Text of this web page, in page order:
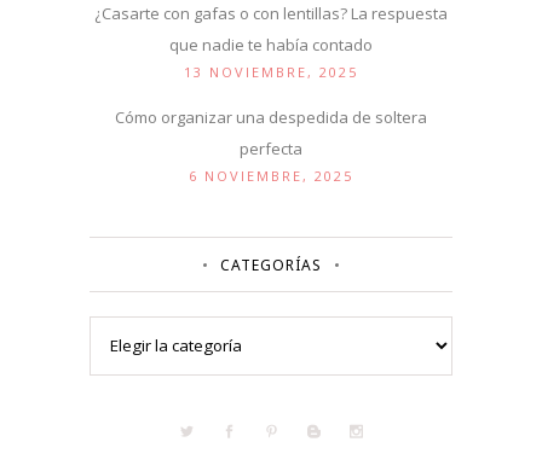
¿Casarte con gafas o con lentillas? La respuesta
que nadie te había contado
13 NOVIEMBRE, 2025
Cómo organizar una despedida de soltera
perfecta
6 NOVIEMBRE, 2025
CATEGORÍAS